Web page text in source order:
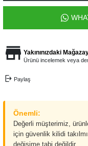
Yakınınızdaki
Ürünü incelemek veya
Paylaş
Önemli:
Değerli müşterimiz,
için güvenlik kilidi
değişime tabi değildir.